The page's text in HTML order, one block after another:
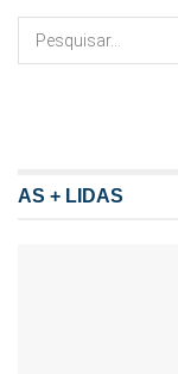
AS + LIDAS